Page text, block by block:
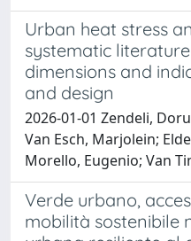
Urban heat stress
systematic
dimensions and
and design
2026-01-01 Zendeli,
Van Esch, Marjolein;
Morello, Eugenio; Van
Verde urbano,
mobilità sostenibile